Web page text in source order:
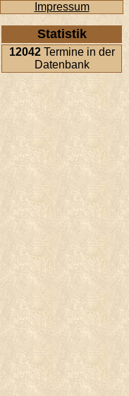
Impressum
Statistik
12042Termine in der
Datenbank